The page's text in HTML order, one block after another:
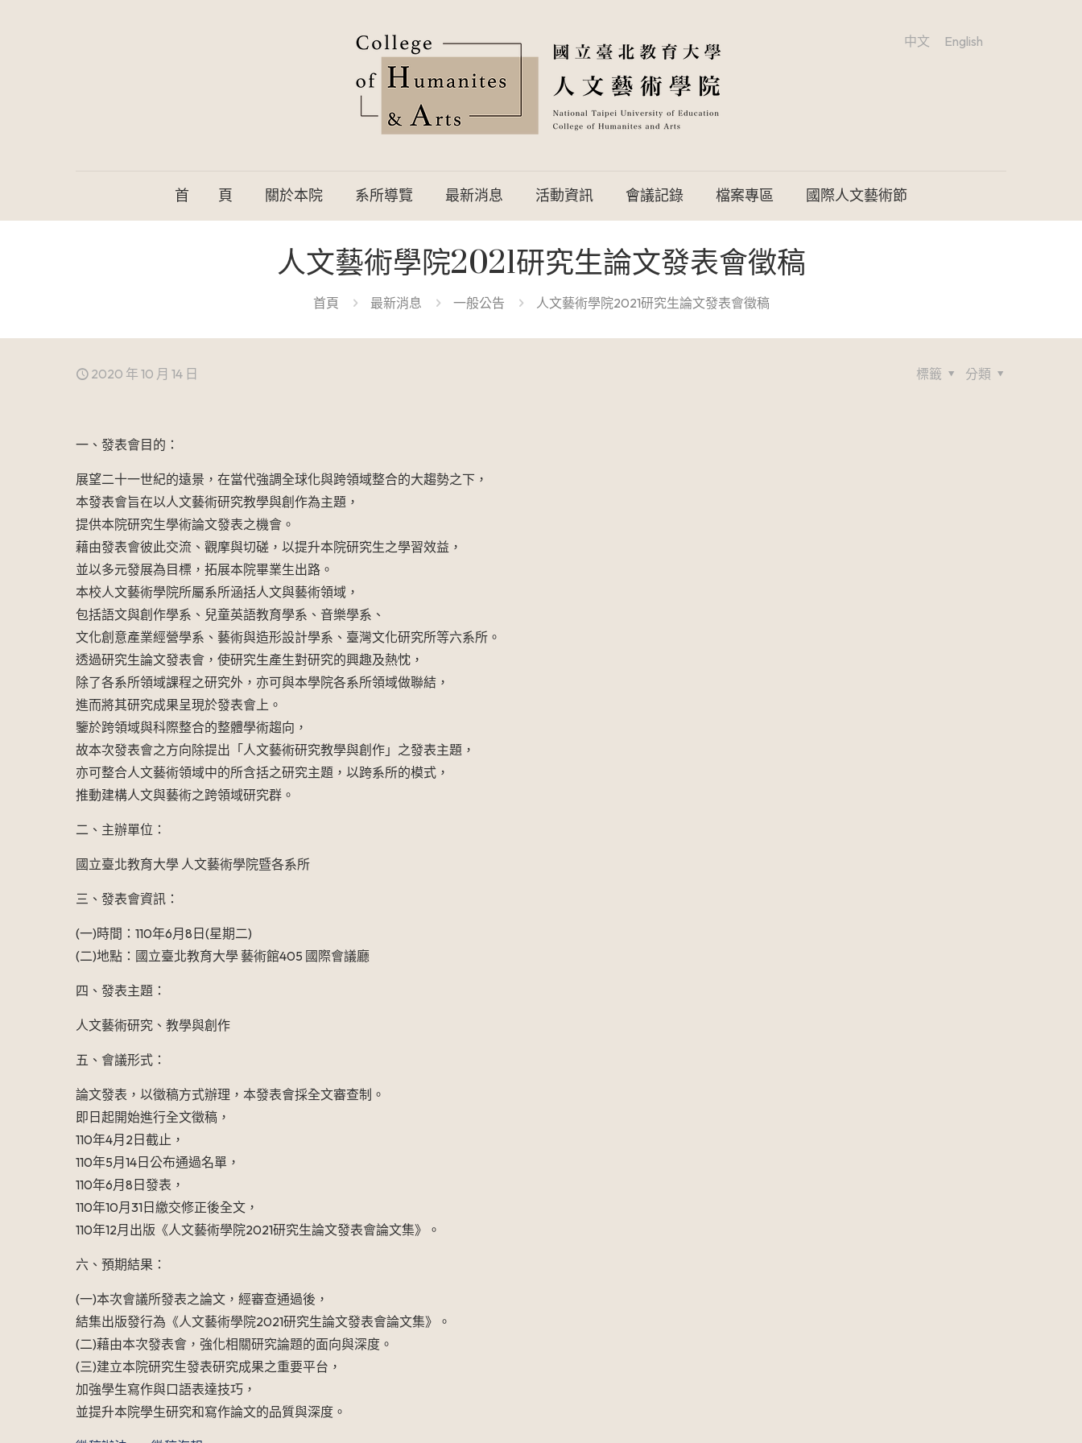
首 頁 關於本院 系所導覽 最新消息 活動資訊 會議記錄 檔案專區 國際人文藝術節
中文 English
人文藝術學院2021研究生論文發表會徵稿
首頁 最新消息 一般公告 人文藝術學院2021研究生論文發表會徵稿
2020 年 10 月 14 日 分類
標籤
一、發表會目的：
展望二十一世紀的遠景，在當代強調全球化與跨領域整合的大趨勢之下，
本發表會旨在以人文藝術研究教學與創作為主題，
提供本院研究生學術論文發表之機會。
藉由發表會彼此交流、觀摩與切磋，以提升本院研究生之學習效益，
並以多元發展為目標，拓展本院畢業生出路。
本校人文藝術學院所屬系所涵括人文與藝術領域，
包括語文與創作學系、兒童英語教育學系、音樂學系、
文化創意產業經營學系、藝術與造形設計學系、臺灣文化研究所等六系所。
透過研究生論文發表會，使研究生產生對研究的興趣及熱忱，
除了各系所領域課程之研究外，亦可與本學院各系所領域做聯結，
進而將其研究成果呈現於發表會上。
鑒於跨領域與科際整合的整體學術趨向，
故本次發表會之方向除提出「人文藝術研究教學與創作」之發表主題，
亦可整合人文藝術領域中的所含括之研究主題，以跨系所的模式，
推動建構人文與藝術之跨領域研究群。
二、主辦單位：
國立臺北教育大學 人文藝術學院暨各系所
三、發表會資訊：
(一)時間：110年6月8日(星期二)
(二)地點：國立臺北教育大學 藝術館405 國際會議廳
四、發表主題：
人文藝術研究、教學與創作
五、會議形式：
論文發表，以徵稿方式辦理，本發表會採全文審查制。
即日起開始進行全文徵稿，
110年4月2日截止，
110年5月14日公布通過名單，
110年6月8日發表，
110年10月31日繳交修正後全文，
110年12月出版《人文藝術學院2021研究生論文發表會論文集》。
六、預期結果：
(一)本次會議所發表之論文，經審查通過後，
結集出版發行為《人文藝術學院2021研究生論文發表會論文集》。
(二)藉由本次發表會，強化相關研究論題的面向與深度。
(三)建立本院研究生發表研究成果之重要平台，
加強學生寫作與口語表達技巧，
並提升本院學生研究和寫作論文的品質與深度。